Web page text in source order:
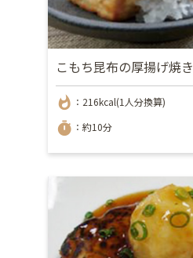
こもち昆布の厚揚げ焼き
whatshot ：216kcal(1人分換算)
timer ：約10分